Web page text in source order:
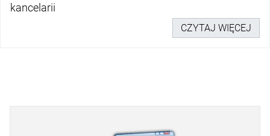
kancelarii
CZYTAJ WIĘCEJ